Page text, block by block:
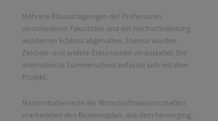
Mehrere Klausurtagungen der Professoren
verschiedener Fakultäten und der Hochschulleitung
wurden im Schloss abgehalten. Ebenso wurden
Zeichen- und andere Exkursionen veranstaltet. Die
international Summerschool befasste sich mit dem
Projekt.
Masterstudierende der Wirtschaftswissenschaften
erarbeiteten den Businessplan, aus dem hervorging,